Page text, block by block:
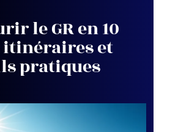
le GR en 10
et
pratiques